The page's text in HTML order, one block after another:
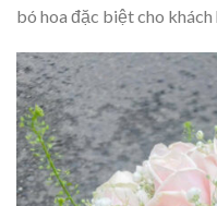
bó hoa đặc biệt cho